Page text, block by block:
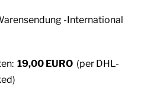
-International
19,00 EURO (per DHL-